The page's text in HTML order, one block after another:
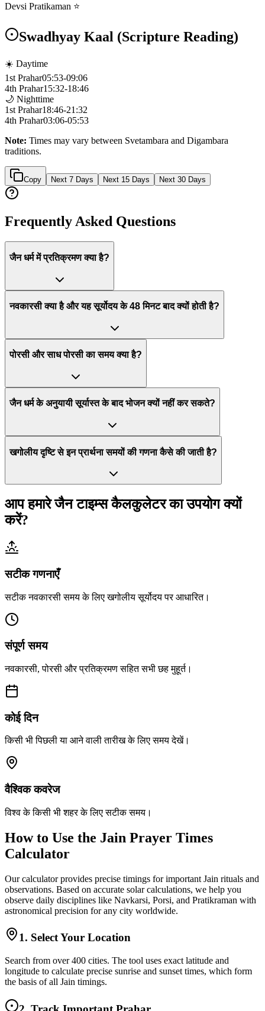
Devsi Pratikaman ⭐
Swadhyay Kaal (Scripture Reading)
☀️ Daytime
1st Prahar05:53-09:06
4th Prahar15:32-18:46
🌙 Nighttime
1st Prahar18:46-21:32
4th Prahar03:06-05:53
Note: Times may vary between Svetambara and Digambara
traditions.
Copy Next 7 Days Next 15 Days Next 30 Days
Frequently Asked Questions
जैन धर्म में प्रतिक्रमण क्या है?
नवकारसी क्या है और यह सूर्योदय के 48 मिनट बाद क्यों होती है?
पोरसी और साध पोरसी का समय क्या है?
जैन धर्म के अनुयायी सूर्यास्त के बाद भोजन क्यों नहीं कर सकते?
खगोलीय दृष्टि से इन प्रार्थना समयों की गणना कैसे की जाती है?
आप हमारे जैन टाइम्स कैलकुलेटर का उपयोग क्यों
करें?
सटीक गणनाएँ
सटीक नवकारसी समय के लिए खगोलीय सूर्योदय पर आधारित।
संपूर्ण समय
नवकारसी, पोरसी और प्रतिक्रमण सहित सभी छह मुहूर्त।
कोई दिन
किसी भी पिछली या आने वाली तारीख के लिए समय देखें।
वैश्विक कवरेज
विश्व के किसी भी शहर के लिए सटीक समय।
How to Use the Jain Prayer Times
Calculator
Our calculator provides precise timings for important Jain rituals and
observations. Based on accurate solar calculations, we help you
observe daily disciplines like Navkarsi, Porsi, and Pratikraman with
astronomical precision for any city worldwide.
1. Select Your Location
Search from over 400 cities. The tool uses exact latitude and
longitude to calculate precise sunrise and sunset times, which form
the basis of all Jain timings.